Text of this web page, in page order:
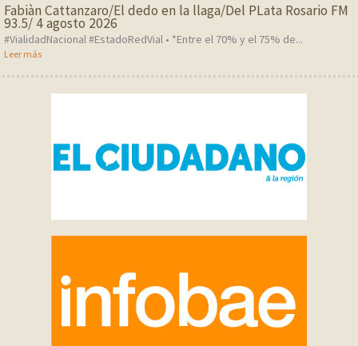
Fabiàn Cattanzaro/El dedo en la llaga/Del PLata Rosario FM
93.5/ 4 agosto 2026
#VialidadNacional #EstadoRedVial • *Entre el 70% y el 75% de...
Leer más